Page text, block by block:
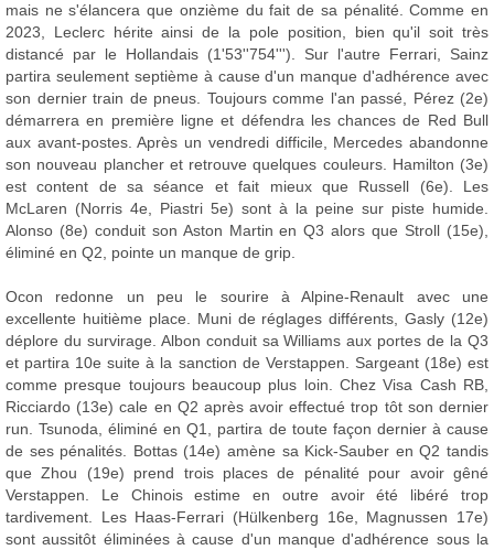
mais ne s'élancera que onzième du fait de sa pénalité. Comme en
2023, Leclerc hérite ainsi de la pole position, bien qu'il soit très
distancé par le Hollandais (1'53''754'''). Sur l'autre Ferrari, Sainz
partira seulement septième à cause d'un manque d'adhérence avec
son dernier train de pneus. Toujours comme l'an passé, Pérez (2e)
démarrera en première ligne et défendra les chances de Red Bull
aux avant-postes. Après un vendredi difficile, Mercedes abandonne
son nouveau plancher et retrouve quelques couleurs. Hamilton (3e)
est content de sa séance et fait mieux que Russell (6e). Les
McLaren (Norris 4e, Piastri 5e) sont à la peine sur piste humide.
Alonso (8e) conduit son Aston Martin en Q3 alors que Stroll (15e),
éliminé en Q2, pointe un manque de grip.
Ocon redonne un peu le sourire à Alpine-Renault avec une
excellente huitième place. Muni de réglages différents, Gasly (12e)
déplore du survirage. Albon conduit sa Williams aux portes de la Q3
et partira 10e suite à la sanction de Verstappen. Sargeant (18e) est
comme presque toujours beaucoup plus loin. Chez Visa Cash RB,
Ricciardo (13e) cale en Q2 après avoir effectué trop tôt son dernier
run. Tsunoda, éliminé en Q1, partira de toute façon dernier à cause
de ses pénalités. Bottas (14e) amène sa Kick-Sauber en Q2 tandis
que Zhou (19e) prend trois places de pénalité pour avoir gêné
Verstappen. Le Chinois estime en outre avoir été libéré trop
tardivement. Les Haas-Ferrari (Hülkenberg 16e, Magnussen 17e)
sont aussitôt éliminées à cause d'un manque d'adhérence sous la